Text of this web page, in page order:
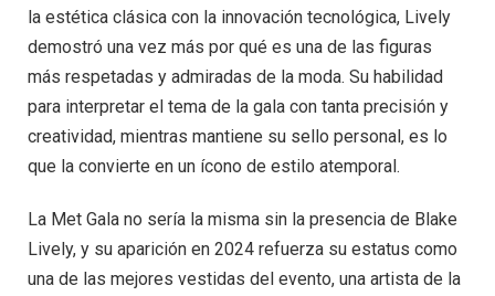
la estética clásica con la innovación tecnológica, Lively
demostró una vez más por qué es una de las figuras
más respetadas y admiradas de la moda. Su habilidad
para interpretar el tema de la gala con tanta precisión y
creatividad, mientras mantiene su sello personal, es lo
que la convierte en un ícono de estilo atemporal.
La Met Gala no sería la misma sin la presencia de Blake
Lively, y su aparición en 2024 refuerza su estatus como
una de las mejores vestidas del evento, una artista de la